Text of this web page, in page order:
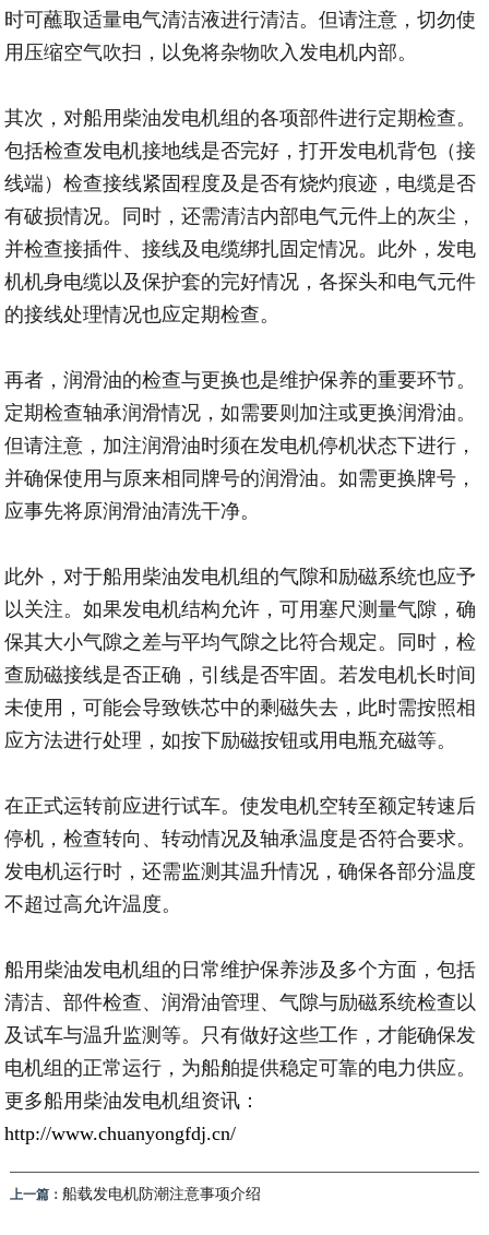
时可蘸取适量电气清洁液进行清洁。但请注意，切勿使
用压缩空气吹扫，以免将杂物吹入发电机内部。
其次，对船用柴油发电机组的各项部件进行定期检查。
包括检查发电机接地线是否完好，打开发电机背包（接
线端）检查接线紧固程度及是否有烧灼痕迹，电缆是否
有破损情况。同时，还需清洁内部电气元件上的灰尘，
并检查接插件、接线及电缆绑扎固定情况。此外，发电
机机身电缆以及保护套的完好情况，各探头和电气元件
的接线处理情况也应定期检查。
再者，润滑油的检查与更换也是维护保养的重要环节。
定期检查轴承润滑情况，如需要则加注或更换润滑油。
但请注意，加注润滑油时须在发电机停机状态下进行，
并确保使用与原来相同牌号的润滑油。如需更换牌号，
应事先将原润滑油清洗干净。
此外，对于船用柴油发电机组的气隙和励磁系统也应予
以关注。如果发电机结构允许，可用塞尺测量气隙，确
保其大小气隙之差与平均气隙之比符合规定。同时，检
查励磁接线是否正确，引线是否牢固。若发电机长时间
未使用，可能会导致铁芯中的剩磁失去，此时需按照相
应方法进行处理，如按下励磁按钮或用电瓶充磁等。
在正式运转前应进行试车。使发电机空转至额定转速后
停机，检查转向、转动情况及轴承温度是否符合要求。
发电机运行时，还需监测其温升情况，确保各部分温度
不超过高允许温度。
船用柴油发电机组的日常维护保养涉及多个方面，包括
清洁、部件检查、润滑油管理、气隙与励磁系统检查以
及试车与温升监测等。只有做好这些工作，才能确保发
电机组的正常运行，为船舶提供稳定可靠的电力供应。
更多船用柴油发电机组资讯：
http://www.chuanyongfdj.cn/
上一篇： 船载发电机防潮注意事项介绍